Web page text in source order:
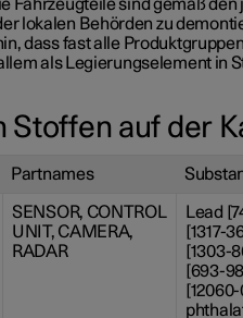
Fahrzeugteile sind gemäß
lokalen Behörden zu
dass fast alle
als Legierungselement in
Stoffen auf der
Partnames
SENSOR, CONTROL
UNIT, CAMERA,
RADAR
Lead
[1317-
[1303-
[693-